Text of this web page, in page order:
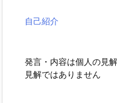
自己紹介
発言・内容は個人の見
見解ではありません